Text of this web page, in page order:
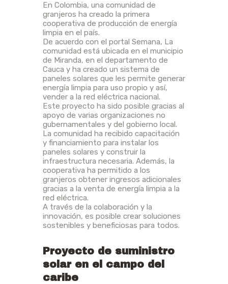
En Colombia, una comunidad de
granjeros ha creado la primera
cooperativa de producción de energía
limpia en el país.
De acuerdo con el portal Semana, La
comunidad está ubicada en el municipio
de Miranda, en el departamento de
Cauca y ha creado un sistema de
paneles solares que les permite generar
energía limpia para uso propio y así,
vender a la red eléctrica nacional.
Este proyecto ha sido posible gracias al
apoyo de varias organizaciones no
gubernamentales y del gobierno local.
La comunidad ha recibido capacitación
y financiamiento para instalar los
paneles solares y construir la
infraestructura necesaria. Además, la
cooperativa ha permitido a los
granjeros obtener ingresos adicionales
gracias a la venta de energía limpia a la
red eléctrica.
A través de la colaboración y la
innovación, es posible crear soluciones
sostenibles y beneficiosas para todos.
Proyecto de suministro
solar en el campo del
caribe